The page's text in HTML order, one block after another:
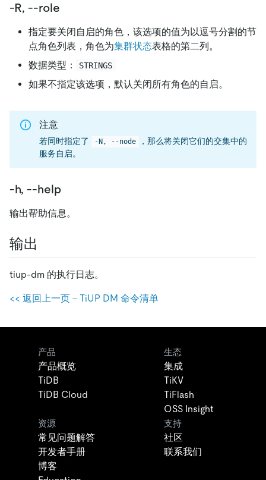
-R, --role
指定要关闭自启的角色，该选项的值为以逗号分割的节
点角色列表，角色为集群状态表格的第二列。
数据类型：
STRINGS
如果不指定该选项，默认关闭所有角色的自启。
注意
若同时指定了 -N, --node
，那么将关闭它们的交集中的
服务自启。
-h, --help
输出帮助信息。
输出
tiup-dm 的执行日志。
<< 返回上一页 - TiUP DM 命令清单
产品
产品概览
TiDB
TiDB Cloud
生态
集成
TiKV
TiFlash
OSS Insight
资源
常见问题解答
开发者手册
博客
支持
社区
联系我们